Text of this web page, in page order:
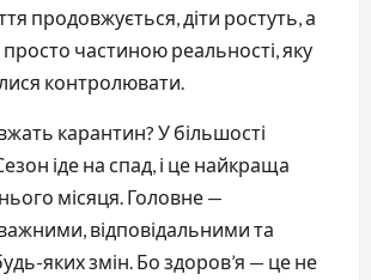
продовжується, діти ростуть, а
просто частиною реальності, яку
контролювати.
карантин? У більшості
іде на спад, і це найкраща
місяця. Головне —
відповідальними та
яких змін. Бо здоров’я — це не